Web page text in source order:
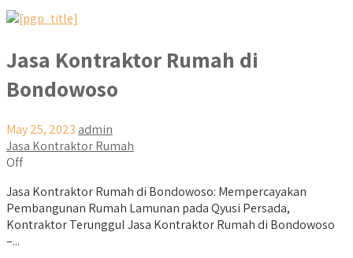
Jasa Kontraktor Rumah di
Bondowoso
May 25, 2023 admin
Jasa Kontraktor Rumah
Off
Jasa Kontraktor Rumah di Bondowoso: Mempercayakan
Pembangunan Rumah Lamunan pada Qyusi Persada,
Kontraktor Terunggul Jasa Kontraktor Rumah di Bondowoso
–...